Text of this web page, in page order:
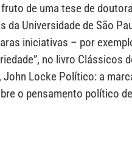
de uma tese de
Universidade de São
iniciativas – por
no livro Clássicos
Locke Político: a
o pensamento político